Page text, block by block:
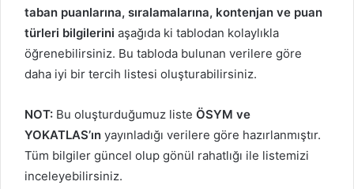
taban puanlarına, sıralamalarına, kontenjan ve puan
türleri bilgilerini aşağıda ki tablodan kolaylıkla
öğrenebilirsiniz. Bu tabloda bulunan verilere göre
daha iyi bir tercih listesi oluşturabilirsiniz.
NOT: Bu oluşturduğumuz liste ÖSYM ve
YOKATLAS’ın yayınladığı verilere göre hazırlanmıştır.
Tüm bilgiler güncel olup gönül rahatlığı ile listemizi
inceleyebilirsiniz.